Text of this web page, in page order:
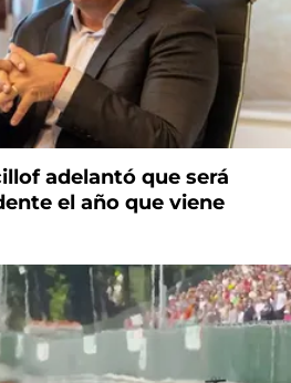
adelantó que será
el año que viene